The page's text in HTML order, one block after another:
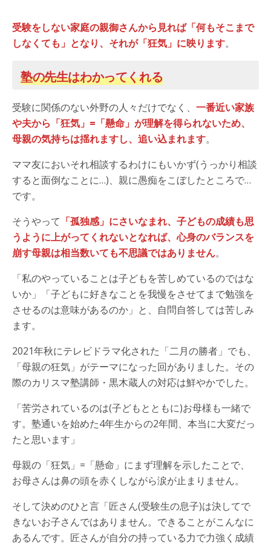
受験をしない家庭の親御さんから見れば「何もそこまで
しなくても」となり、それが「狂気」に映ります。
塾の先生はわかってくれる
受験に関係のない外野の人々だけでなく、 一番近い家族
や夫から「狂気」=「懸命」が理解を得られないため、
母親の気持ちは揺れますし、追い込まれます。
ママ友においそれ相談するわけにもいかず(うっかり相談
すると面倒なことに…)、親に愚痴をこぼしたところで…
です。
そうやって 「孤独感」にさいなまれ、子どもの成績も思
うように上がってくれないとなれば、心身のバランスを
崩す母親は相当数いても不思議ではありません。
「私のやっていることは子どもを苦しめているのではな
いか」「子どもに好きなことを我慢をさせてまで勉強を
させるのは意味があるのか」と、自問自答しては苦しみ
ます。
2021年秋にテレビドラマ化された「二月の勝者」でも、
「母親の狂気」がテーマになった回がありました。その
際のカリスマ塾講師・黒木蔵人の対応は鮮やかでした。
「苦労されているのは(子どもとともに)お母様も一緒で
す。塾通いを始めた4年生からの2年間、本当に大変だっ
たと思います」
母親の「狂気」=「懸命」にまず理解を示したことで、
お母さんは鼻の頭を赤くしながら涙が止まりません。
そして決めのひと言「匠さん(受験生の息子)は決してで
きないお子さんではありません。できることがこんなに
あるんです。匠さんが自分の持っている力で力強く成績